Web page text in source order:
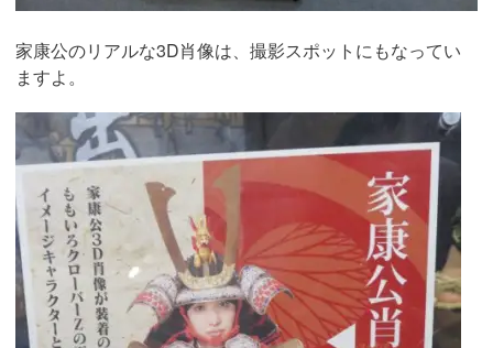
家康公のリアルな3D肖像は、撮影スポットにもなってい
ますよ。